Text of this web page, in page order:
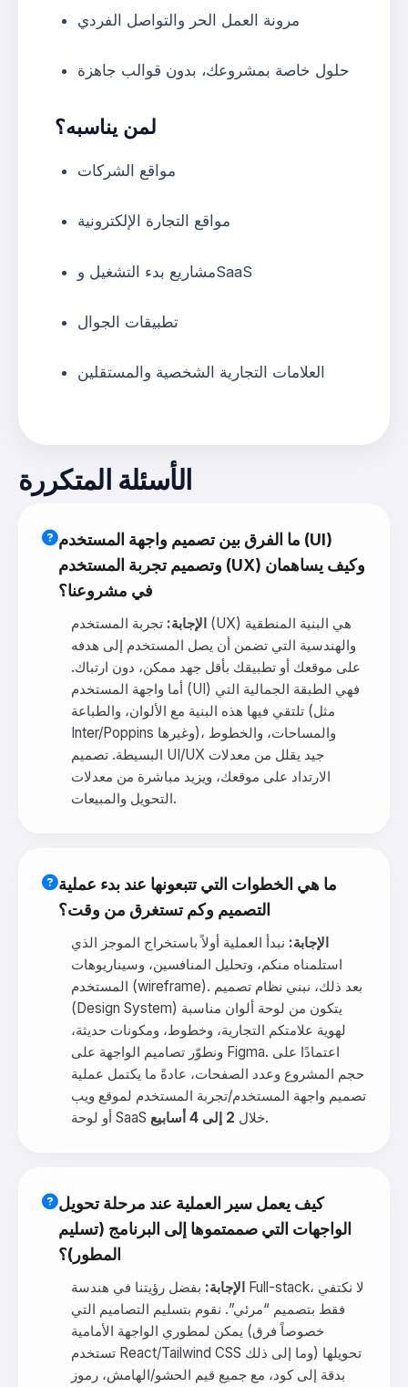
مرونة العمل الحر والتواصل الفردي
حلول خاصة بمشروعك، بدون قوالب جاهزة
لمن يناسبه؟
مواقع الشركات
مواقع التجارة الإلكترونية
مشاريع بدء التشغيل وSaaS
تطبيقات الجوال
العلامات التجارية الشخصية والمستقلين
الأسئلة المتكررة
ما الفرق بين تصميم واجهة المستخدم (UI)
وتصميم تجربة المستخدم (UX) وكيف يساهمان
في مشروعنا؟
الإجابة: تجربة المستخدم (UX) هي البنية المنطقية
والهندسية التي تضمن أن يصل المستخدم إلى هدفه
على موقعك أو تطبيقك بأقل جهد ممكن، دون ارتباك.
أما واجهة المستخدم (UI) فهي الطبقة الجمالية التي
تلتقي فيها هذه البنية مع الألوان، والطباعة (مثل
Inter/Poppins وغيرها)، والمساحات، والخطوط
البسيطة. تصميم UI/UX جيد يقلل من معدلات
الارتداد على موقعك، ويزيد مباشرة من معدلات
التحويل والمبيعات.
ما هي الخطوات التي تتبعونها عند بدء عملية
التصميم وكم تستغرق من وقت؟
الإجابة: نبدأ العملية أولاً باستخراج الموجز الذي
استلمناه منكم، وتحليل المنافسين، وسيناريوهات
المستخدم (wireframe). بعد ذلك، نبني نظام تصميم
(Design System) يتكون من لوحة ألوان مناسبة
لهوية علامتكم التجارية، وخطوط، ومكونات حديثة،
ونطوّر تصاميم الواجهة على Figma. اعتمادًا على
حجم المشروع وعدد الصفحات، عادةً ما يكتمل عملية
تصميم واجهة المستخدم/تجربة المستخدم لموقع ويب
أو لوحة SaaS خلال 2 إلى 4 أسابيع .
كيف يعمل سير العملية عند مرحلة تحويل
الواجهات التي صممتموها إلى البرنامج (تسليم
المطور)؟
الإجابة: بفضل رؤيتنا في هندسة Full-stack، لا نكتفي
فقط بتصميم “مرئي”. نقوم بتسليم التصاميم التي
يمكن لمطوري الواجهة الأمامية (خصوصاً فرق
تستخدم React/Tailwind CSS وما إلى ذلك) تحويلها
بدقة إلى كود، مع جميع قيم الحشو/الهامش، رموز